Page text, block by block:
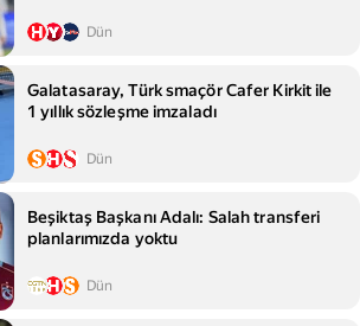
Dün
Galatasaray, Türk smaçör Cafer Kirkit ile
1 yıllık sözleşme imzaladı
Dün
Beşiktaş Başkanı Adalı: Salah transferi
planlarımızda yoktu
Dün